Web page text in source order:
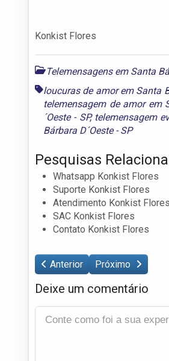
Konkist Flores
Telemensagens em Santa
loucuras de amor em Santa
telemensagem de amor em
´Oeste - SP, telemensagem
Bárbara D´Oeste - SP
Pesquisas
Whatsapp Konkist Flores
Suporte Konkist Flores
Atendimento Konkist Flores
SAC Konkist Flores
Contato Konkist Flores
Anterior Próximo
Deixe um comentário